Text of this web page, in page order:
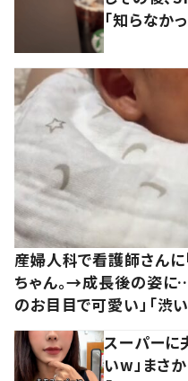
「知らなか
産婦人科で看護師さんに
ちゃん。→成長後の姿に…
のお目目で可愛い」「渋い
スーパーに
いw」まさ